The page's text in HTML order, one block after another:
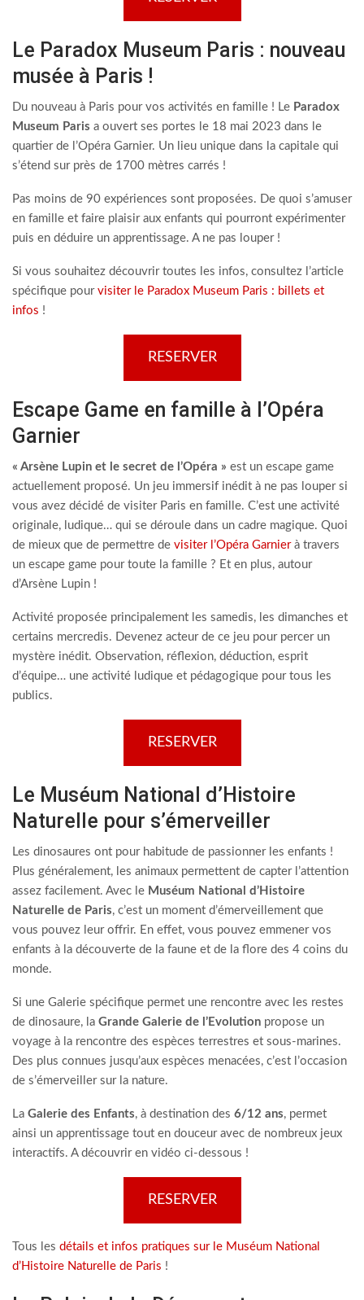
Le Paradox Museum Paris : nouveau
musée à Paris !
Du nouveau à Paris pour vos activités en famille ! Le Paradox
Museum Paris a ouvert ses portes le 18 mai 2023 dans le
quartier de l’Opéra Garnier. Un lieu unique dans la capitale qui
s’étend sur près de 1700 mètres carrés !
Pas moins de 90 expériences sont proposées. De quoi s’amuser
en famille et faire plaisir aux enfants qui pourront expérimenter
puis en déduire un apprentissage. A ne pas louper !
Si vous souhaitez découvrir toutes les infos, consultez l’article
spécifique pour visiter le Paradox Museum Paris : billets et
infos !
RESERVER
Escape Game en famille à l’Opéra
Garnier
« Arsène Lupin et le secret de l’Opéra » est un escape game
actuellement proposé. Un jeu immersif inédit à ne pas louper si
vous avez décidé de visiter Paris en famille. C’est une activité
originale, ludique… qui se déroule dans un cadre magique. Quoi
de mieux que de permettre de visiter l’Opéra Garnierà travers
un escape game pour toute la famille ? Et en plus, autour
d’Arsène Lupin !
Activité proposée principalement les samedis, les dimanches et
certains mercredis. Devenez acteur de ce jeu pour percer un
mystère inédit. Observation, réflexion, déduction, esprit
d’équipe… une activité ludique et pédagogique pour tous les
publics.
RESERVER
Le Muséum National d’Histoire
Naturelle pour s’émerveiller
Les dinosaures ont pour habitude de passionner les enfants !
Plus généralement, les animaux permettent de capter l’attention
assez facilement. Avec le Muséum National d’Histoire
Naturelle de Paris, c’est un moment d’émerveillement que
vous pouvez leur offrir. En effet, vous pouvez emmener vos
enfants à la découverte de la faune et de la flore des 4 coins du
monde.
Si une Galerie spécifique permet une rencontre avec les restes
de dinosaure, la Grande Galerie de l’Evolution propose un
voyage à la rencontre des espèces terrestres et sous-marines.
Des plus connues jusqu’aux espèces menacées, c’est l’occasion
de s’émerveiller sur la nature.
La Galerie des Enfants, à destination des 6/12 ans, permet
ainsi un apprentissage tout en douceur avec de nombreux jeux
interactifs. A découvrir en vidéo ci-dessous !
RESERVER
Tous les détails et infos pratiques sur le Muséum National
d’Histoire Naturelle de Paris !